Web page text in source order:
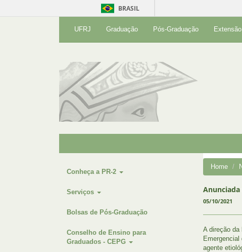
BRASIL
UFRJ Graduação Pós-Graduação Extensão
Conheça a PR-2
Serviços
Bolsas de Pós-Graduação
Conselho de Ensino para
Graduados - CEPG
Home
Anunciada
05/10/2021
A direção da
agente